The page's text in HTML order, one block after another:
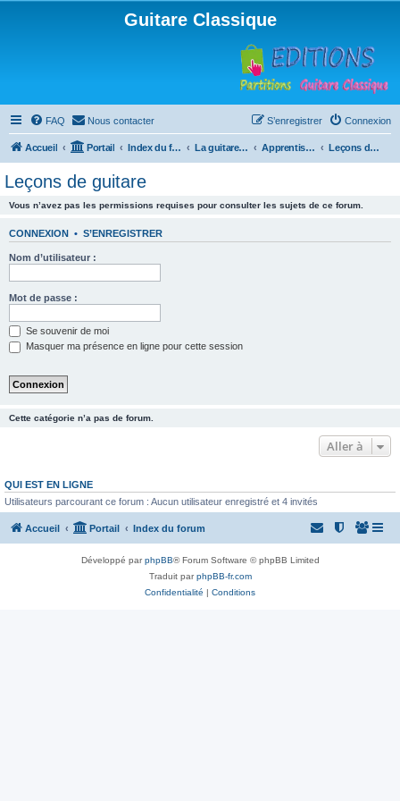
Guitare Classique
FAQ Nous contacter Connexion
S’enregistrer
Accueil Portail Index du forum La guitare : instrument, cours et théorie Apprentissage et enseignement de la guitare Leçons de guitare
Leçons de guitare
Vous n’avez pas les permissions requises pour consulter les sujets de ce forum.
CONNEXION • S’ENREGISTRER
Nom d’utilisateur :
Mot de passe :
Se souvenir de moi
Masquer ma présence en ligne pour cette session
Cette catégorie n’a pas de forum.
Aller à
QUI EST EN LIGNE
Utilisateurs parcourant ce forum : Aucun utilisateur enregistré et 4 invités
Accueil Portail Index du forum
Développé parphpBB® Forum Software © phpBB Limited
Traduit parphpBB-fr.com
Confidentialité | Conditions